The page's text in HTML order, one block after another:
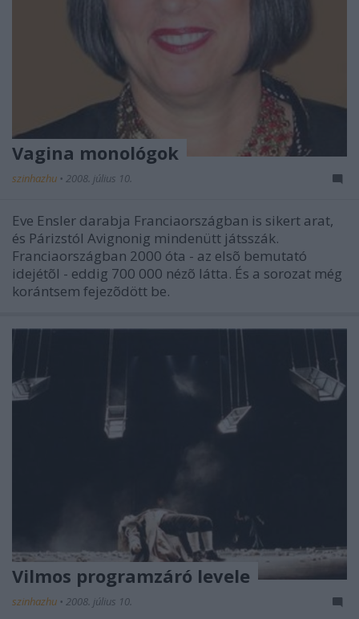
Vagina monológok
szinhazhu • 2008. július 10.
Eve Ensler darabja Franciaországban is sikert arat,
és Párizstól Avignonig mindenütt játsszák.
Franciaországban 2000 óta - az elsõ bemutató
idejétõl - eddig 700 000 nézõ látta. És a sorozat még
korántsem fejezõdött be.
Vilmos programzáró levele
szinhazhu • 2008. július 10.